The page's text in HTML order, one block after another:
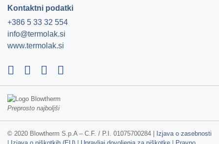
Kontaktni podatki
+386 5 33 32 554
info@termolak.si
www.termolak.si
Preprosto najboljši
© 2020 Blowtherm S.p.A – C.F. / P.I. 01075700284 |
Izjava o zasebnosti